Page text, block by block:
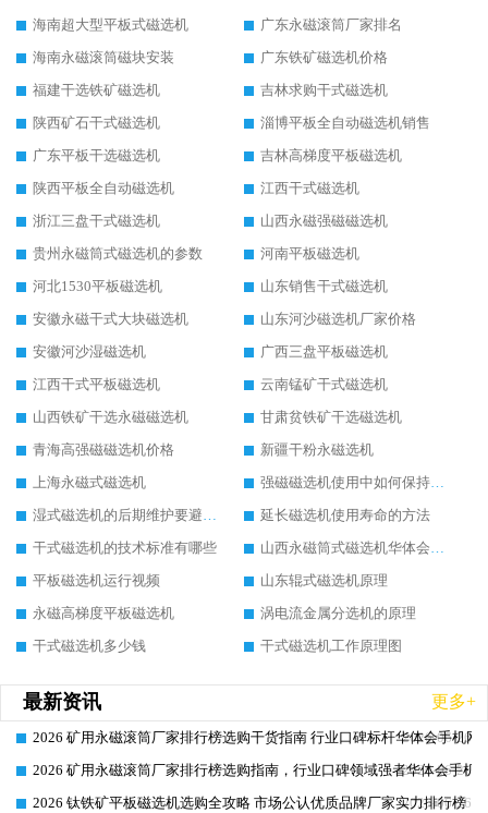
海南超大型平板式磁选机
广东永磁滚筒厂家排名
海南永磁滚筒磁块安装
广东铁矿磁选机价格
福建干选铁矿磁选机
吉林求购干式磁选机
陕西矿石干式磁选机
淄博平板全自动磁选机销售
广东平板干选磁选机
吉林高梯度平板磁选机
陕西平板全自动磁选机
江西干式磁选机
浙江三盘干式磁选机
山西永磁强磁磁选机
贵州永磁筒式磁选机的参数
河南平板磁选机
河北1530平板磁选机
山东销售干式磁选机
安徽永磁干式大块磁选机
山东河沙磁选机厂家价格
安徽河沙湿磁选机
广西三盘平板磁选机
江西干式平板磁选机
云南锰矿干式磁选机
山西铁矿干选永磁磁选机
甘肃贫铁矿干选磁选机
青海高强磁磁选机价格
新疆干粉永磁选机
上海永磁式磁选机
强磁磁选机使用中如何保持其顺畅运行
湿式磁选机的后期维护要避开哪些坑
延长磁选机使用寿命的方法
干式磁选机的技术标准有哪些
山西永磁筒式磁选机华体会手机网页版-华体会(中国)
平板磁选机运行视频
山东辊式磁选机原理
永磁高梯度平板磁选机
涡电流金属分选机的原理
干式磁选机多少钱
干式磁选机工作原理图
最新资讯 更多+
2026-06-26
2026 矿用永磁滚筒厂家排行榜选购干货指南 行业口碑标杆华体会手机网
2026-06-26
2026 矿用永磁滚筒厂家排行榜选购指南，行业口碑领域强者华体会手机
2026-06-26
2026 钛铁矿平板磁选机选购全攻略 市场公认优质品牌厂家实力排行榜